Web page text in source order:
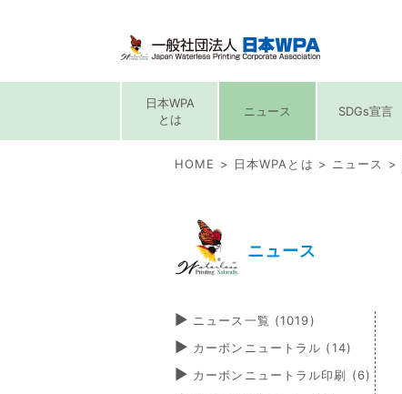
日本WPA
とは
ニュース SDGs宣言
HOME 日本WPAとは ニュース
ニュース
ニュース一覧 (1019)
カーボンニュートラル (14)
カーボンニュートラル印刷 (6)